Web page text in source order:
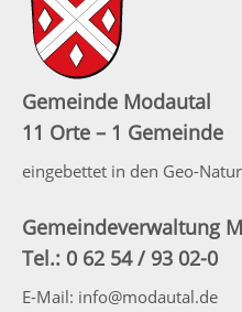
Gemeinde Modautal
11 Orte – 1 Gemeinde
eingebettet in den Geo-
Gemeindeverwaltung
Tel.: 0 62 54 / 93 02-0
E-Mail: info@modautal.de